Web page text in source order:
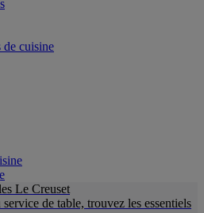
de cuisine
Le Creuset
de table, trouvez les essentiels